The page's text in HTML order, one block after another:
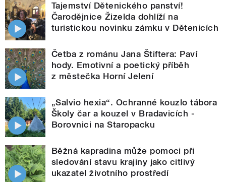
Tajemství Dětenického panství!
Čarodějnice Žizelda dohlíží na
turistickou novinku zámku v Dětenicích
Četba z románu Jana Štiftera: Paví
hody. Emotivní a poetický příběh
z městečka Horní Jelení
„Salvio hexia“. Ochranné kouzlo tábora
Školy čar a kouzel v Bradavicích -
Borovnici na Staropacku
Běžná kapradina může pomoci při
sledování stavu krajiny jako citlivý
ukazatel životního prostředí